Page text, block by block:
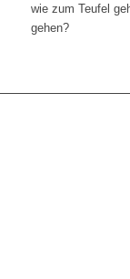
wie zum Teufel
gehen?